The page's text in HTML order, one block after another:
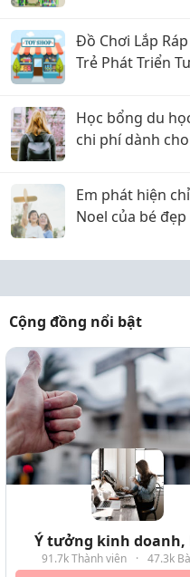
Đồ Chơi Lắp
Trẻ Phát Triển
Học bổng du
chi phí dành
Em phát hiện
Noel của bé
Cộng đồng nổi bật
Ý tưởng kinh doanh,
91.7k Thành viên · 47.3k